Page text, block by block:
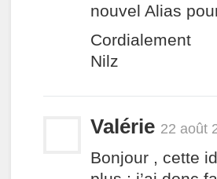
nouvel Alias
Cordialement
Nilz
Valérie 22 août
Bonjour , cette